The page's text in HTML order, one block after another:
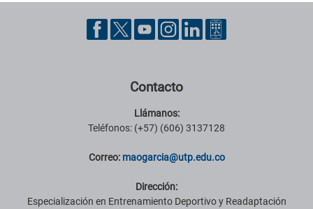
Pie de página con información de contacto, redes sociales y datos
Contacto
Llámanos:
Teléfonos: (+57) (606) 3137128
Correo: maogarcia@utp.edu.co
Dirección:
Especialización en Entrenamiento Deportivo y Readaptación